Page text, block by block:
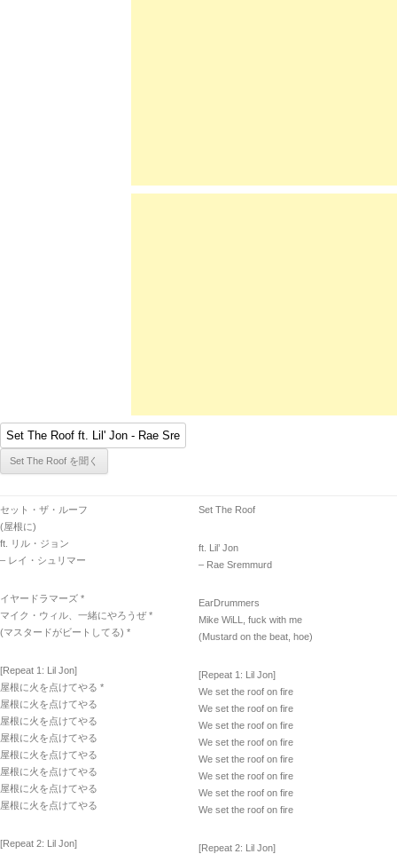
セット・ザ・ルーフ
(屋根に)
ft. リル・ジョン
– レイ・シュリマー
イヤードラマーズ *
マイク・ウィル、一緒にやろうぜ *
(マスタードがビートしてる) *
[Repeat 1: Lil Jon]
屋根に火を点けてやる *
屋根に火を点けてやる
屋根に火を点けてやる
屋根に火を点けてやる
屋根に火を点けてやる
屋根に火を点けてやる
屋根に火を点けてやる
屋根に火を点けてやる
[Repeat 2: Lil Jon]
Set The Roof
ft. Lil’ Jon
– Rae Sremmurd
EarDrummers
Mike WiLL, fuck with me
(Mustard on the beat, hoe)
[Repeat 1: Lil Jon]
We set the roof on fire
We set the roof on fire
We set the roof on fire
We set the roof on fire
We set the roof on fire
We set the roof on fire
We set the roof on fire
We set the roof on fire
[Repeat 2: Lil Jon]